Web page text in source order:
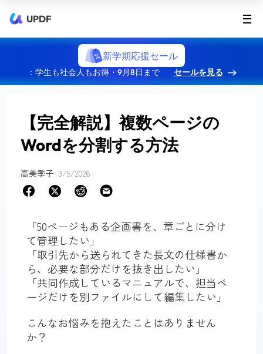
UPDF
新学期応援セール
：学生も社会人もお得・9月8日まで セールを見る
【完全解説】複数ページの
Wordを分割する方法
高美季子 3/5/2026
「50ページもある企画書を、章ごとに分け
て管理したい」
「取引先から送られてきた長文の仕様書か
ら、必要な部分だけを抜き出したい」
「共同作成しているマニュアルで、担当ペ
ージだけを別ファイルにして編集したい」
こんなお悩みを抱えたことはありません
か？